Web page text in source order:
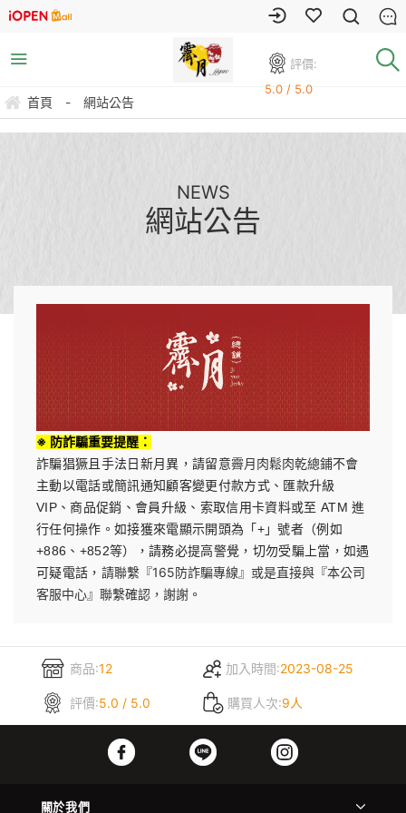
評價:
5.0 / 5.0
首頁 - 網站公告
NEWS
網站公告
※ 防詐騙重要提醒：
詐騙猖獗且手法日新月異，請留意霽月肉鬆肉乾總鋪不會
主動以電話或簡訊通知顧客變更付款方式、匯款升級
VIP、商品促銷、會員升級、索取信用卡資料或至 ATM 進
行任何操作。如接獲來電顯示開頭為「+」號者（例如
+886、+852等），請務必提高警覺，切勿受騙上當，如遇
可疑電話， 請聯繫『165防詐騙專線』或是直接與『本公司
客服中心』聯繫確認，謝謝 。
商品:12 加入時間:2023-08-25
評價:5.0 / 5.0 購買人次:9人
關於我們